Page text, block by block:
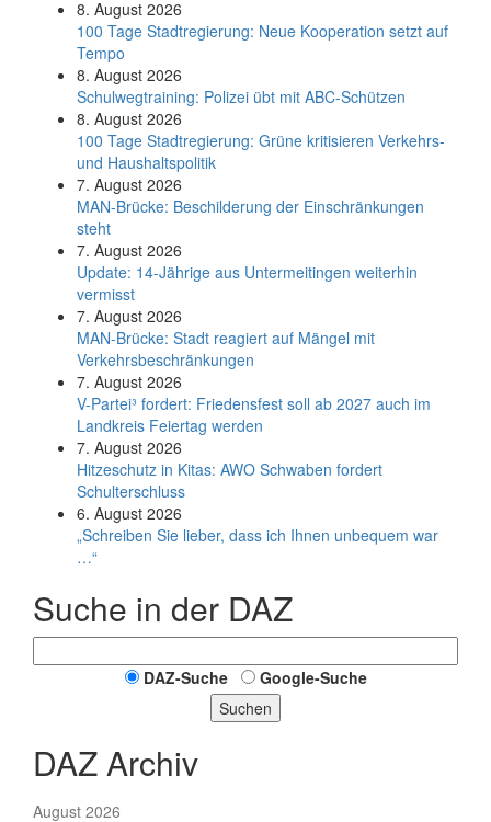
8. August 2026
100 Tage Stadtregierung: Neue Kooperation setzt auf
Tempo
8. August 2026
Schul­weg­trai­ning: Poli­zei übt mit ABC-Schüt­zen
8. August 2026
100 Tage Stadtregierung: Grüne kritisieren Verkehrs-
und Haushaltspolitik
7. August 2026
MAN-Brücke: Beschilderung der Einschränkungen
steht
7. August 2026
Update: 14-Jährige aus Untermeitingen weiterhin
vermisst
7. August 2026
MAN-Brücke: Stadt reagiert auf Mängel mit
Verkehrsbeschränkungen
7. August 2026
V-Partei­³ fordert: Friedens­fest soll ab 2027 auch im
Land­kreis Feier­tag werden
7. August 2026
Hitzeschutz in Kitas: AWO Schwaben fordert
Schulterschluss
6. August 2026
„Schreiben Sie lieber, dass ich Ihnen unbequem war
…“
Suche in der DAZ
DAZ-Suche
Google-Suche
Suchen
DAZ Archiv
August 2026